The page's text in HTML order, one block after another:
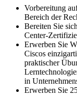
Vorbereitung
Bereich der
Bereiten Sie
Center-
Erwerben Sie
Ciscos
praktischer
in
Erwerben Sie